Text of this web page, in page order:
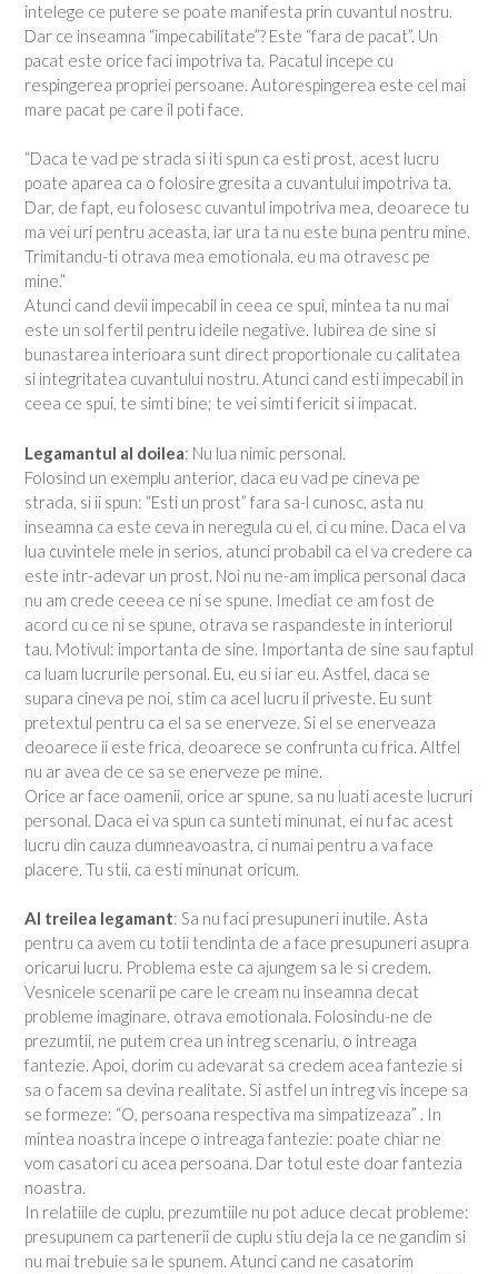
intelege ce putere se poate manifesta prin cuvantul nostru.
Dar ce inseamna “impecabilitate”? Este “fara de pacat”. Un
pacat este orice faci impotriva ta. Pacatul incepe cu
respingerea propriei persoane. Autorespingerea este cel mai
mare pacat pe care il poti face.
“Daca te vad pe strada si iti spun ca esti prost, acest lucru
poate aparea ca o folosire gresita a cuvantului impotriva ta.
Dar, de fapt, eu folosesc cuvantul impotriva mea, deoarece tu
ma vei uri pentru aceasta, iar ura ta nu este buna pentru mine.
Trimitandu-ti otrava mea emotionala, eu ma otravesc pe
mine.”
Atunci cand devii impecabil in ceea ce spui, mintea ta nu mai
este un sol fertil pentru ideile negative. Iubirea de sine si
bunastarea interioara sunt direct proportionale cu calitatea
si integritatea cuvantului nostru. Atunci cand esti impecabil in
ceea ce spui, te simti bine; te vei simti fericit si impacat.
Legamantul al doilea: Nu lua nimic personal.
Folosind un exemplu anterior, daca eu vad pe cineva pe
strada, si ii spun: “Esti un prost” fara sa-l cunosc, asta nu
inseamna ca este ceva in neregula cu el, ci cu mine. Daca el va
lua cuvintele mele in serios, atunci probabil ca el va credere ca
este intr-adevar un prost. Noi nu ne-am implica personal daca
nu am crede ceeea ce ni se spune. Imediat ce am fost de
acord cu ce ni se spune, otrava se raspandeste in interiorul
tau. Motivul: importanta de sine. Importanta de sine sau faptul
ca luam lucrurile personal. Eu, eu si iar eu. Astfel, daca se
supara cineva pe noi, stim ca acel lucru il priveste. Eu sunt
pretextul pentru ca el sa se enerveze. Si el se enerveaza
deoarece ii este frica, deoarece se confrunta cu frica. Altfel
nu ar avea de ce sa se enerveze pe mine.
Orice ar face oamenii, orice ar spune, sa nu luati aceste lucruri
personal. Daca ei va spun ca sunteti minunat, ei nu fac acest
lucru din cauza dumneavoastra, ci numai pentru a va face
placere. Tu stii, ca esti minunat oricum.
Al treilea legamant: Sa nu faci presupuneri inutile. Asta
pentru ca avem cu totii tendinta de a face presupuneri asupra
oricarui lucru. Problema este ca ajungem sa le si credem.
Vesnicele scenarii pe care le cream nu inseamna decat
probleme imaginare, otrava emotionala. Folosindu-ne de
prezumtii, ne putem crea un intreg scenariu, o intreaga
fantezie. Apoi, dorim cu adevarat sa credem acea fantezie si
sa o facem sa devina realitate. Si astfel un intreg vis incepe sa
se formeze: “O, persoana respectiva ma simpatizeaza” . In
mintea noastra incepe o intreaga fantezie: poate chiar ne
vom casatori cu acea persoana. Dar totul este doar fantezia
noastra.
In relatiile de cuplu, prezumtiile nu pot aduce decat probleme:
presupunem ca partenerii de cuplu stiu deja la ce ne gandim si
nu mai trebuie sa le spunem. Atunci cand ne casatorim